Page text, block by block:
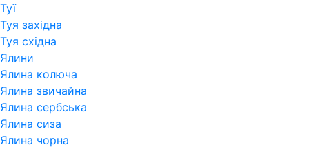
Туї
Туя західна
Туя східна
Ялини
Ялина колюча
Ялина звичайна
Ялина сербська
Ялина сиза
Ялина чорна